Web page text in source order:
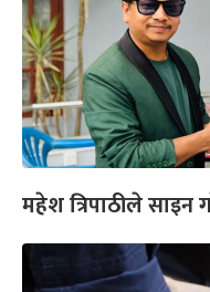
महेश त्रिपाठीले साइन